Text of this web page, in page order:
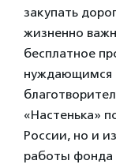
закупать
жизненно
бесплатное
нуждающимся
«Настенька»
России, но и
работы фонда